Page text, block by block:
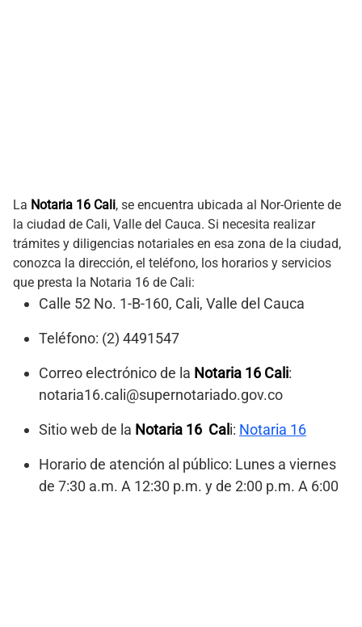
La Notaria 16 Cali, se encuentra ubicada al Nor-Oriente de
la ciudad de Cali, Valle del Cauca. Si necesita realizar
trámites y diligencias notariales en esa zona de la ciudad,
conozca la dirección, el teléfono, los horarios y servicios
que presta la Notaria 16 de Cali:
Calle 52 No. 1-B-160, Cali, Valle del Cauca
Teléfono: (2) 4491547
Correo electrónico de la Notaria 16 Cali:
notaria16.cali@supernotariado.gov.co
Sitio web de la Notaria 16 Cali: Notaria 16
Horario de atención al público: Lunes a viernes
de 7:30 a.m. A 12:30 p.m. y de 2:00 p.m. A 6:00